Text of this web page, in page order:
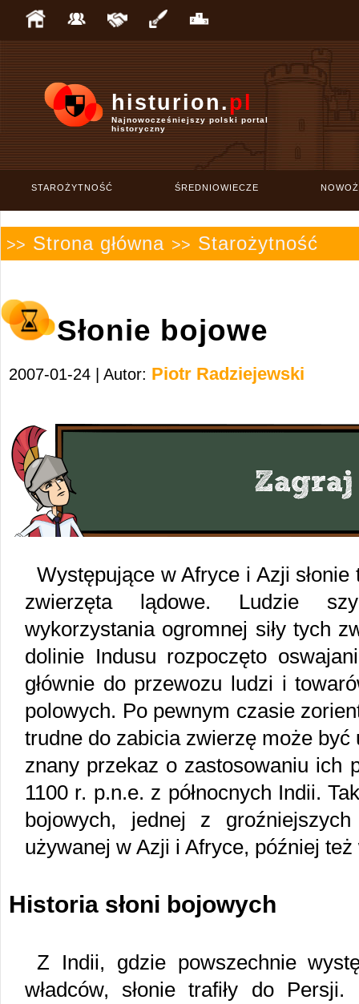
histurion.pl
Najnowocześniejszy polski portal
historyczny
STAROŻYTNOŚĆ ŚREDNIOWIECZE
>> Strona główna >> Starożytność
Słonie bojowe
2007-01-24 | Autor: Piotr Radziejewski
Występujące w Afryce i Azji
zwierzęta lądowe. Ludzie
wykorzystania ogromnej siły tych
dolinie Indusu rozpoczęto
głównie do przewozu ludzi i
polowych. Po pewnym czasie
trudne do zabicia zwierzę może
znany przekaz o zastosowaniu ich
1100 r. p.n.e. z północnych Indii.
bojowych, jednej z
używanej w Azji i Afryce, później
Historia słoni bojowych
Z Indii, gdzie powszechnie
władców, słonie trafiły do